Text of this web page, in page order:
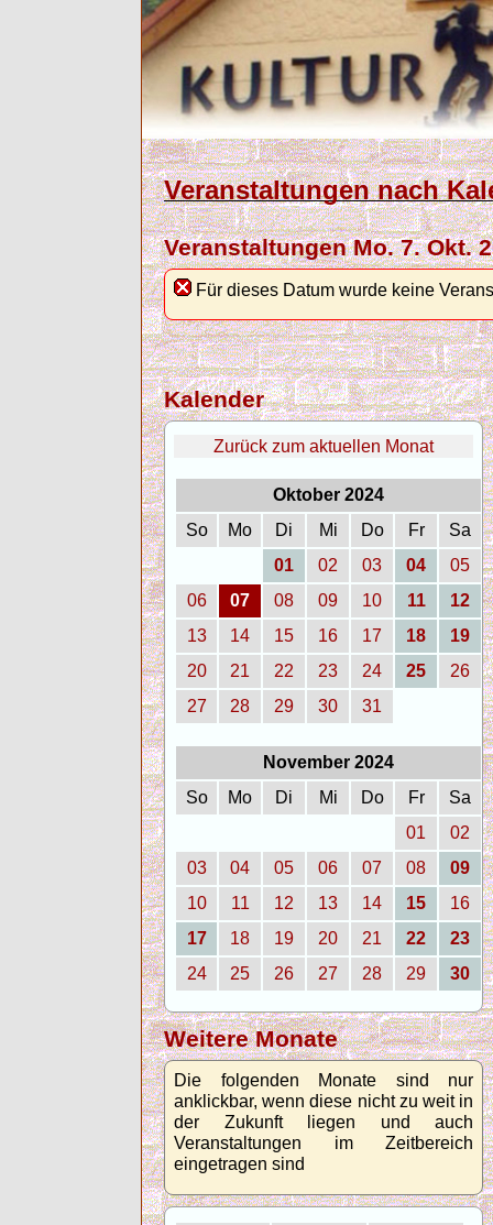
Veranstaltungen nach
Veranstaltungen Mo. 7. Okt.
Für dieses Datum wurde keine
Kalender
Zurück zum aktuellen Monat
Oktober 2024
So
Mo Di Mi Do Fr
Sa
01
02 03 04
05
06
07 08 09 10 11
12
13
14 15 16 17 18
19
20
21 22 23 24 25
26
27
28 29 30 31
November 2024
So
Mo Di Mi Do Fr
Sa
01
02
03
04 05 06 07 08
09
10
11 12 13 14 15
16
17
18 19 20 21 22
23
24
25 26 27 28 29 30
Weitere Monate
Die folgenden Monate sind nur
anklickbar, wenn diese nicht zu weit in
der Zukunft liegen und auch
Veranstaltungen im Zeitbereich
eingetragen sind